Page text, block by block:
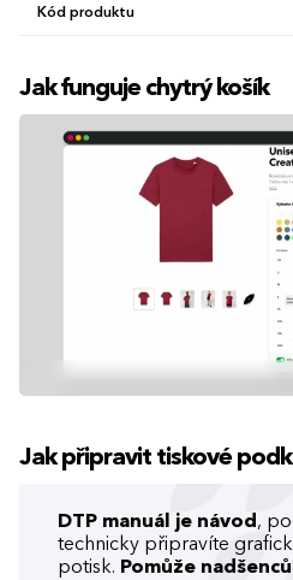
Kód produktu
Jak funguje chytrý košík
Jak připravit tiskové
DTP manuál je návod ,
technicky připravíte
potisk. Pomůže